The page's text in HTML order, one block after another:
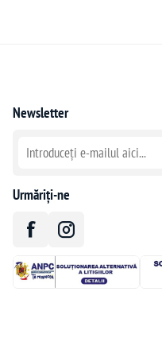
Newsletter
Urmăriți-ne